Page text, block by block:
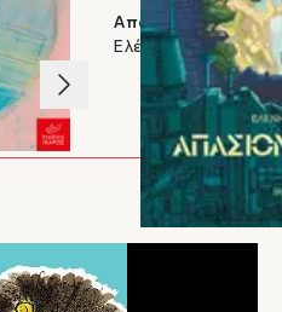
Έχει σπουδάσει animation στο
βιβλία, ταινίες μικρού
Τα βιβλία του έχουν εκδοθεί σε
Ζει στο Λονδίνο με τη σύζυγό του
τα βιβλία του θα βρείτε εδώ.
Απασιονάτα 2073
Ελένη Κατσαμά
/3